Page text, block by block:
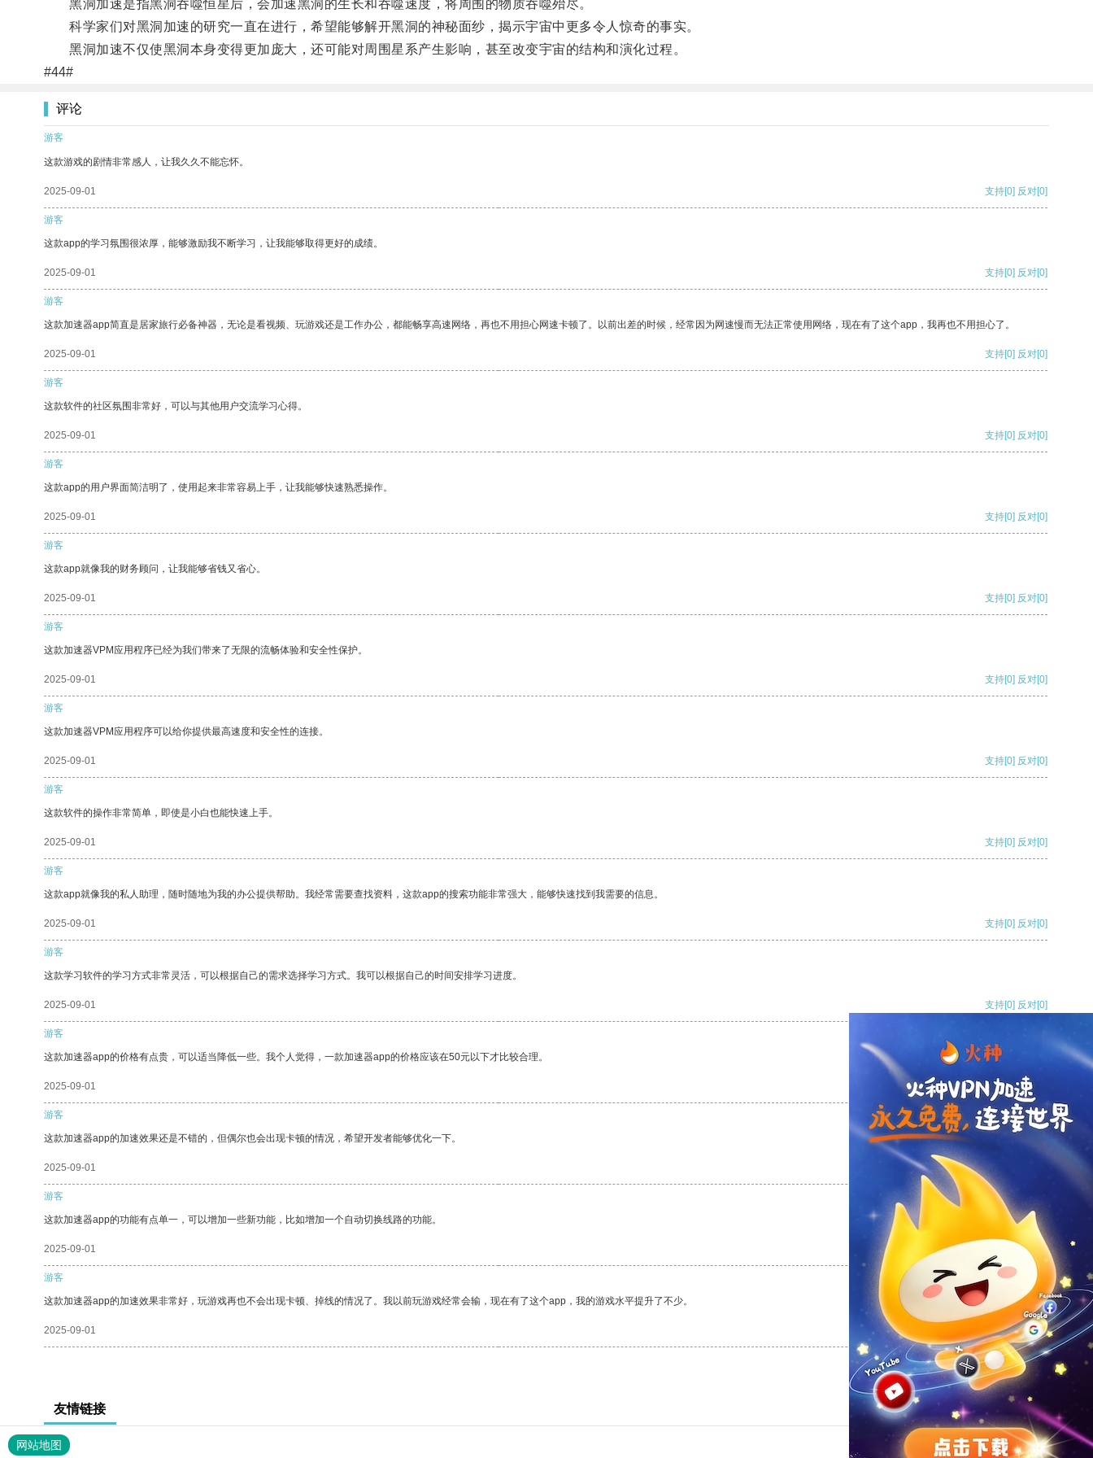
黑洞加速是指黑洞吞噬恒星后，会加速黑洞的生长和吞噬速度，将周围的物质吞噬殆尽。
科学家们对黑洞加速的研究一直在进行，希望能够解开黑洞的神秘面纱，揭示宇宙中更多令人惊奇的事实。
黑洞加速不仅使黑洞本身变得更加庞大，还可能对周围星系产生影响，甚至改变宇宙的结构和演化过程。
#44#
评论
游客
这款游戏的剧情非常感人，让我久久不能忘怀。
2025-09-01 支持[0] 反对[0]
游客
这款app的学习氛围很浓厚，能够激励我不断学习，让我能够取得更好的成绩。
2025-09-01 支持[0] 反对[0]
游客
这款加速器app简直是居家旅行必备神器，无论是看视频、玩游戏还是工作办公，都能畅享高速网络，再也不用担心网速卡顿了。以前出差的时候，经常因为网速慢而无法正常使用网络，现在有了这个app，我再也不用担心了。
2025-09-01 支持[0] 反对[0]
游客
这款软件的社区氛围非常好，可以与其他用户交流学习心得。
2025-09-01 支持[0] 反对[0]
游客
这款app的用户界面简洁明了，使用起来非常容易上手，让我能够快速熟悉操作。
2025-09-01 支持[0] 反对[0]
游客
这款app就像我的财务顾问，让我能够省钱又省心。
2025-09-01 支持[0] 反对[0]
游客
这款加速器VPM应用程序已经为我们带来了无限的流畅体验和安全性保护。
2025-09-01 支持[0] 反对[0]
游客
这款加速器VPM应用程序可以给你提供最高速度和安全性的连接。
2025-09-01 支持[0] 反对[0]
游客
这款软件的操作非常简单，即使是小白也能快速上手。
2025-09-01 支持[0] 反对[0]
游客
这款app就像我的私人助理，随时随地为我的办公提供帮助。我经常需要查找资料，这款app的搜索功能非常强大，能够快速找到我需要的信息。
2025-09-01 支持[0] 反对[0]
游客
这款学习软件的学习方式非常灵活，可以根据自己的需求选择学习方式。我可以根据自己的时间安排学习进度。
2025-09-01 支持[0] 反对[0]
游客
这款加速器app的价格有点贵，可以适当降低一些。我个人觉得，一款加速器app的价格应该在50元以下才比较合理。
2025-09-01 支持[0] 反对
游客
这款加速器app的加速效果还是不错的，但偶尔也会出现卡顿的情况，希望开发者能够优化一下。
2025-09-01 支持
游客
这款加速器app的功能有点单一，可以增加一些新功能，比如增加一个自动切换线路的功能。
2025-09-01 反对 [0]
游客
这款加速器app的加速效果非常好，玩游戏再也不会出现卡顿、掉线的情况了。我以前玩游戏经常会输，现在有了这个app，我的游戏水平提升了不少。
2025-09-01 支持[0] 反对[0]
友情链接
网站地图